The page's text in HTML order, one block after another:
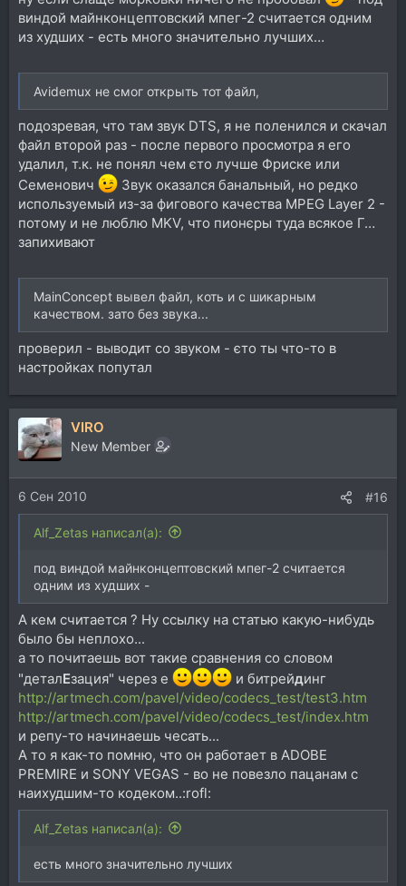
виндой майнконцептовский мпег-2 считается одним
из худших - есть много значительно лучших…
Avidemux не смог открыть тот файл,
подозревая, что там звук DTS, я не поленился и скачал
файл второй раз - после первого просмотра я его
удалил, т.к. не понял чем єто лучше Фриске или
Семенович
Звук оказался банальный, но редко
используемый из-за фигового качества MPEG Layer 2 -
потому и не люблю MKV, что пионєры туда всякое Г…
запихивают
MainConcept вывел файл, коть и с шикарным
качеством. зато без звука...
проверил - выводит со звуком - єто ты что-то в
настройках попутал
VIRO
New Member
6 Сен 2010 #16
Alf_Zetas написал(а):
под виндой майнконцептовский мпег-2 считается
одним из худших -
А кем считается ? Ну ссылку на статью какую-нибудь
было бы неплохо...
а то почитаешь вот такие сравнения со словом
"деталЕзация" через е и битрейдинг
http://artmech.com/pavel/video/codecs_test/test3.htm
http://artmech.com/pavel/video/codecs_test/index.htm
и репу-то начинаешь чесать...
А то я как-то помню, что он работает в ADOBE
PREMIRE и SONY VEGAS - во не повезло пацанам с
наихудшим-то кодеком..:rofl:
Alf_Zetas написал(а):
есть много значительно лучших